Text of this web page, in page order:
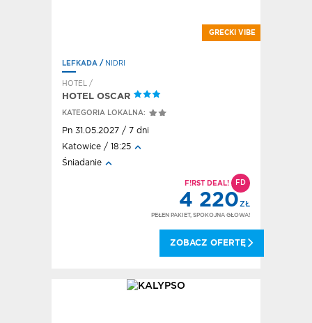
GRECKI VIBE
LEFKADA / NIDRI
HOTEL /
HOTEL OSCAR
KATEGORIA LOKALNA:
Pn 31.05.2027 / 7 dni
Katowice / 18:25
Śniadanie
F!RST DEAL! FD
4 220ZŁ
PEŁEN PAKIET, SPOKOJNA GŁOWA!
ZOBACZ OFERTĘ